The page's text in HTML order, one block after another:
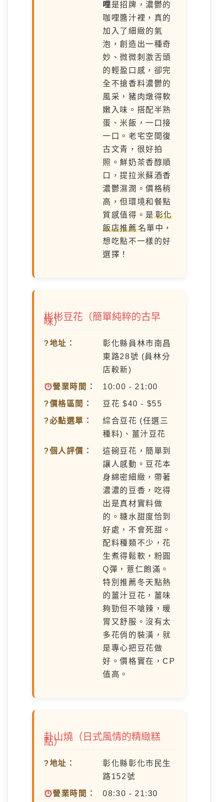
哩是招牌，濃鬱的
咖哩醬汁裡，真的
加入了細緻的氣
泡，創造出一種奇
妙、微微刺激舌頭
的輕盈口感，卻完
全不搶香料濃鬱的
風采，豬肉燉得軟
嫩入味。搭配半熟
蛋、米飯，一口接
一口。老宅空間復
古文青，很好拍
照。鮮奶茶香醇順
口，提拉米蘇酒香
濃鬱濕潤。價格稍
高，但環境和餐點
質感值得。是 彰化
飯店推薦名單中，
想吃點不一樣的好
選擇！
彬彬豆花（簡單純粹的古早
味）
?地址：
彰化縣員林市南昌
東路28號 (員林分
店較新)
營業時間： 10:00 - 21:00
?價格區間： 豆花 $40 - $55
?必點選單：
綜合豆花 (任選三
種料)、薑汁豆花
?個人評價：
這碗豆花，簡單到
讓人感動。豆花本
身綿密細緻，帶著
濃濃的豆香，吃得
出是真材實料做
的。糖水甜度恰到
好處，不會死甜。
配料種類不少，花
生煮得鬆軟，粉圓
Q彈，薏仁飽滿。
特別推薦冬天點熱
的薑汁豆花，薑味
夠勁但不嗆辣，暖
胃又舒服。沒有太
多花俏的裝潢，就
是專心把豆花做
好。價格實在，CP
值高。
卦山燒（日式風情的精緻糕
點）
?地址：
彰化縣彰化市民生
路152號
營業時間： 08:30 - 21:30